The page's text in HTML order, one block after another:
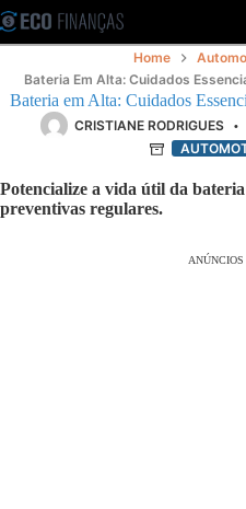
Pular
para
o
Home
Bateria Em Alta: Cuidados
Bateria em Alta: Cuidados
CRISTIANE RODRIGUES
Potencialize a vida útil da
preventivas regulares.
ANÚNCIOS